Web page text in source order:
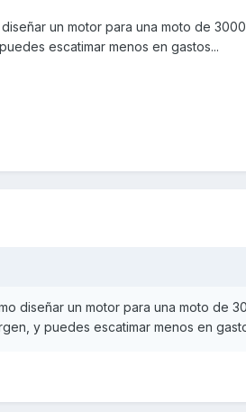
un motor para una moto de
escatimar menos en gastos...
diseñar un motor para una moto de
y puedes escatimar menos en